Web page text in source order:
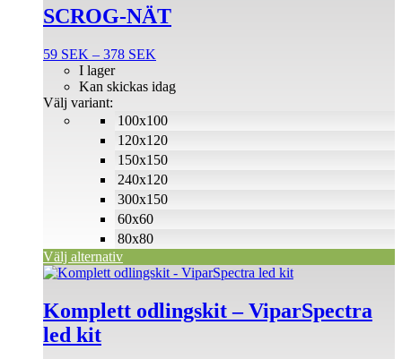
SCROG-NÄT
59 SEK – 378 SEK
till
100x100
120x120
150x150
240x120
300x150
60x60
80x80
I lager
Kan skickas idag
Välj variant:
Välj alternativ
produkten
har
varianter.
olika
alternativen
Komplett odlingskit – ViparSpectra
led kit
Den
produkten
har
flera